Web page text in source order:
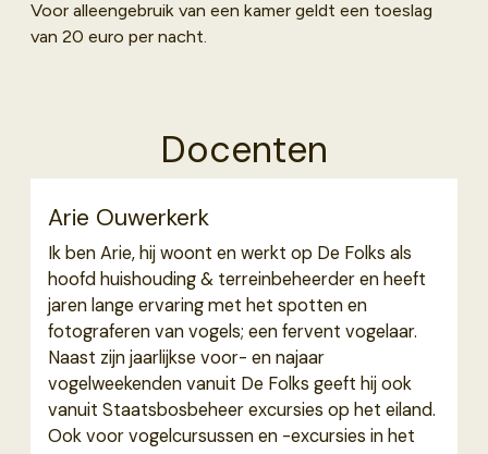
Voor alleengebruik van een kamer geldt een toeslag
van 20 euro per nacht.
Docenten
Arie Ouwerkerk
Ik ben Arie, hij woont en werkt op De Folks als
hoofd huishouding & terreinbeheerder en heeft
jaren lange ervaring met het spotten en
fotograferen van vogels; een fervent vogelaar.
Naast zijn jaarlijkse voor- en najaar
vogelweekenden vanuit De Folks geeft hij ook
vanuit Staatsbosbeheer excursies op het eiland.
Ook voor vogelcursussen en -excursies in het